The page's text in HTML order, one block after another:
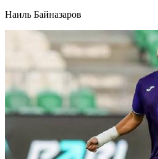
Наиль Байназаров